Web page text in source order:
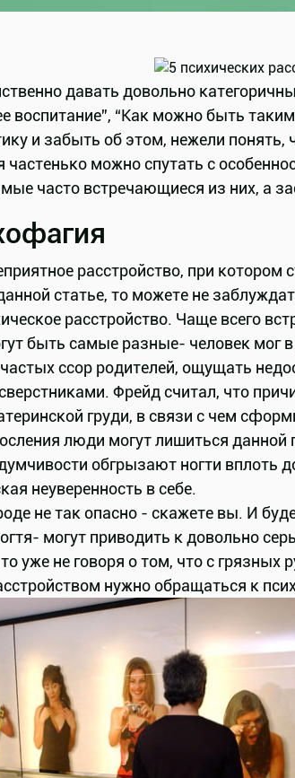
давать довольно
воспитание”, “Как можно быть
и забыть об этом, нежели
частенько можно спутать с
часто встречающиеся из них, а
расстройство, при
статье, то можете не
расстройство. Чаще всего
быть самые разные- человек мог
ссор родителей, ощущать
Фрейд считал, что
груди, в связи с чем
люди могут лишиться данной
обгрызают ногти
неуверенность в себе.
не так опасно - скажете вы. И
могут приводить к довольно
уже не говоря о том, что с
нужно обращаться к